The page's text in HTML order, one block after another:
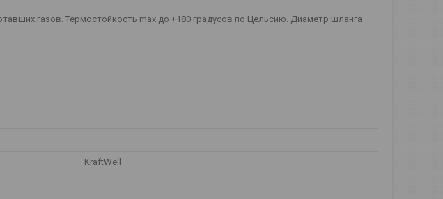
газов. Термостойкость max до +180 градусов по Цельсию. Диаметр шланга
KraftWell